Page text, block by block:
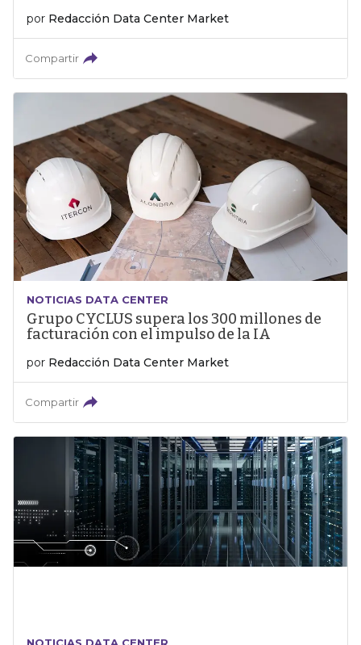
por Redacción Data Center Market
Compartir
NOTICIAS DATA CENTER
Grupo CYCLUS supera los 300 millones de
facturación con el impulso de la IA
por Redacción Data Center Market
Compartir